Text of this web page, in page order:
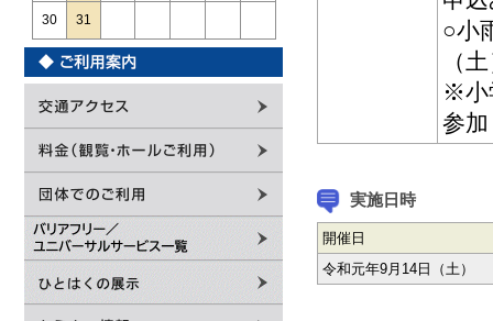
30 31
○小
（
※小
参
実施日時
開催日
令和元年9月14日（土）